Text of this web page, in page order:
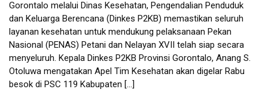
Gorontalo melalui Dinas Kesehatan, Pengendalian Penduduk
dan Keluarga Berencana (Dinkes P2KB) memastikan seluruh
layanan kesehatan untuk mendukung pelaksanaan Pekan
Nasional (PENAS) Petani dan Nelayan XVII telah siap secara
menyeluruh. Kepala Dinkes P2KB Provinsi Gorontalo, Anang S.
Otoluwa mengatakan Apel Tim Kesehatan akan digelar Rabu
besok di PSC 119 Kabupaten […]